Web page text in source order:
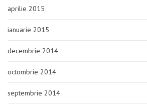
aprilie 2015
ianuarie 2015
decembrie 2014
octombrie 2014
septembrie 2014